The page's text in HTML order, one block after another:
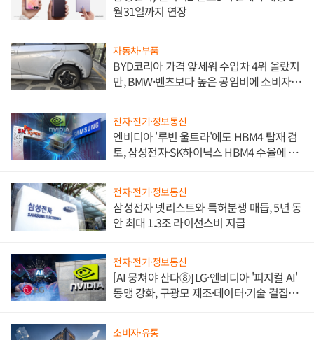
월31일까지 연장
자동차·부품
BYD코리아 가격 앞세워 수입차 4위 올랐지
만, BMW·벤츠보다 높은 공임비에 소비자
전자·전기·정보통신
엔비디아 '루빈 울트라'에도 HBM4 탑재 검
토, 삼성전자·SK하이닉스 HBM4 수율에 주
전자·전기·정보통신
삼성전자 넷리스트와 특허분쟁 매듭, 5년 동
안 최대 1.3조 라이선스비 지급
전자·전기·정보통신
[AI 뭉쳐야 산다⑧] LG·엔비디아 '피지컬 AI'
동맹 강화, 구광모 제조·데이터·기술 결집
소비자·유통